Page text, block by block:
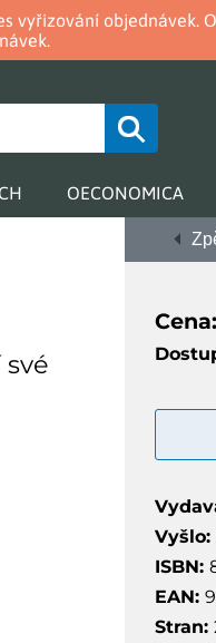
vyřizování objednávek.
OECONOMICA
Vyšlo:
ISBN:
EAN:
Stran: